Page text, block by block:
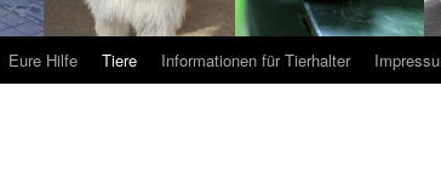
Eure Hilfe Tiere Informationen für Tierhalter